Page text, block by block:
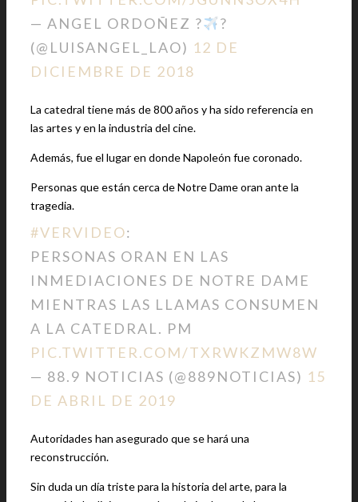
— ANGEL ORDOÑEZ ?
?
(@LUISANGEL_LAO) 12 DE
DICIEMBRE DE 2018
La catedral tiene más de 800 años y ha sido referencia en
las artes y en la industria del cine.
Además, fue el lugar en donde Napoleón fue coronado.
Personas que están cerca de Notre Dame oran ante la
tragedia.
#VERVIDEO:
PERSONAS ORAN EN LAS
INMEDIACIONES DE NOTRE DAME
MIENTRAS LAS LLAMAS CONSUMEN
A LA CATEDRAL. PM
PIC.TWITTER.COM/TXRWKZMW8W
— 88.9 NOTICIAS (@889NOTICIAS) 15
DE ABRIL DE 2019
Autoridades han asegurado que se hará una
reconstrucción.
Sin duda un día triste para la historia del arte, para la